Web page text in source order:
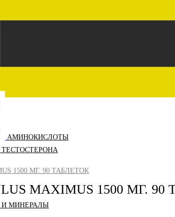
АМИНОКИСЛОТЫ
МИНЕРАЛЫ
1500 МГ. 90 ТАБЛЕТОК
MAXIMUS 1500 МГ.